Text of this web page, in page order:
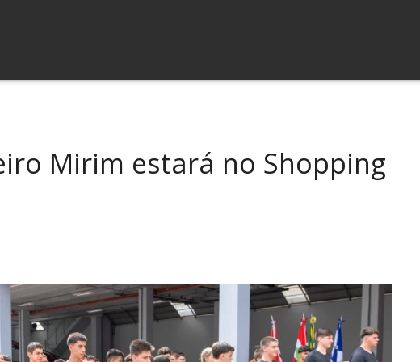
Mirim estará no Shopping